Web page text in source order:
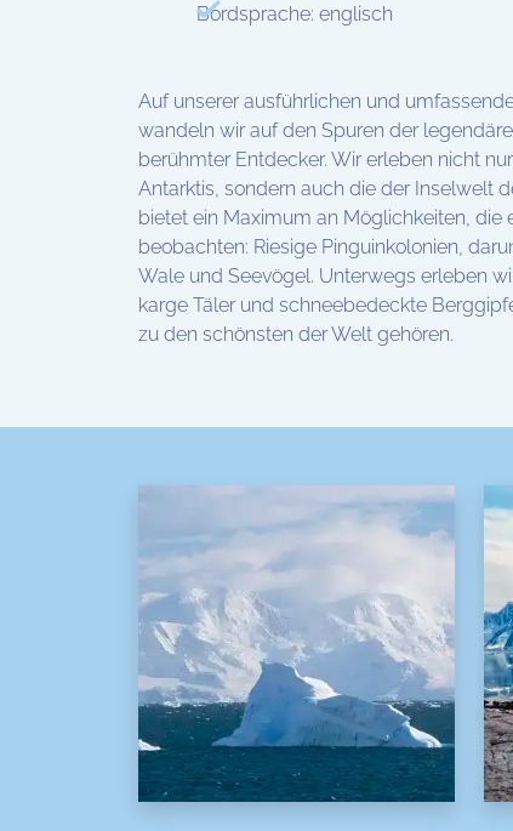
Bordsprache: englisch
Auf unserer ausführlichen und
wandeln wir auf den Spuren der
berühmter Entdecker. Wir erleben nicht
Antarktis, sondern auch die der Inselwelt
bietet ein Maximum an Möglichkeiten, die
beobachten: Riesige Pinguinkolonien,
Wale und Seevögel. Unterwegs erleben
karge Täler und schneebedeckte
zu den schönsten der Welt gehören.